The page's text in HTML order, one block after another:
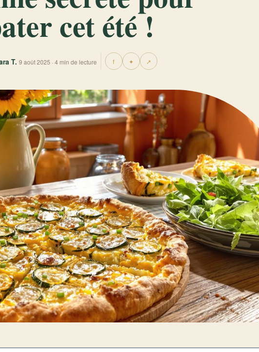
cet été !
T. 9 août 2025 · 4 min de lecture f ✦ ↗